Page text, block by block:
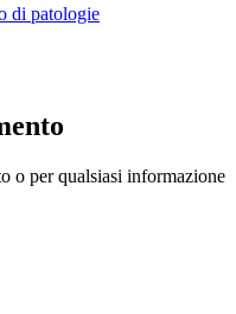
di patologie
o per qualsiasi informazione